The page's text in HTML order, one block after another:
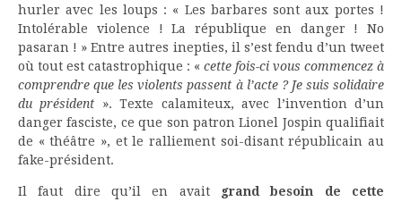
hurler avec les loups : « Les barbares sont aux portes !
Intolérable violence ! La république en danger ! No
pasaran ! » Entre autres inepties, il s’est fendu d’un tweet
où tout est catastrophique : « cette fois-ci vous commencez à
comprendre que les violents passent à l’acte ? Je suis solidaire
du président ». Texte calamiteux, avec l’invention d’un
danger fasciste, ce que son patron Lionel Jospin qualifiait
de « théâtre », et le ralliement soi-disant républicain au
fake-président.
Il faut dire qu’il en avait grand besoin de cette